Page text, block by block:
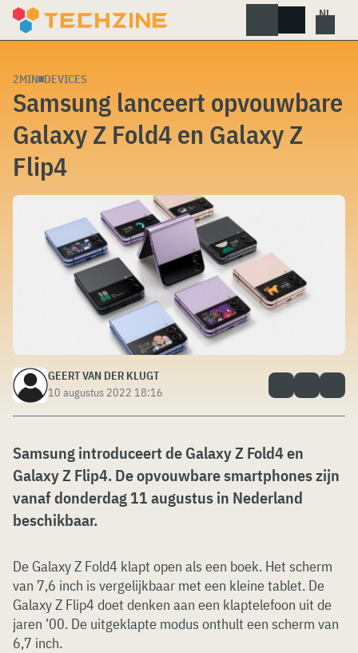
Skip
2MIN DEVICES
Samsung lanceert opvouwbare
Galaxy Z Fold4 en Galaxy Z
Flip4
GEERT VAN DER KLUGT
10 augustus 2022 18:16
Samsung introduceert de Galaxy Z Fold4 en
Galaxy Z Flip4. De opvouwbare smartphones zijn
vanaf donderdag 11 augustus in Nederland
beschikbaar.
De Galaxy Z Fold4 klapt open als een boek. Het scherm
van 7,6 inch is vergelijkbaar met een kleine tablet. De
Galaxy Z Flip4 doet denken aan een klaptelefoon uit de
jaren ’00. De uitgeklapte modus onthult een scherm van
6,7 inch.